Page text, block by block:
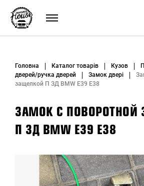
Головна Каталог товарів Кузов
дверей/ручка дверей
Замок двері
защелкой П ЗД BMW E39 E38
ЗАМОК С ПОВОРОТНОЙ
П ЗД BMW E39 E38